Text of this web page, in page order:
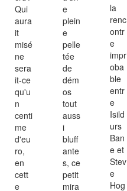
Qui
aura
it
misé
ne
sera
it-ce
qu'u
n
centi
me
d'eu
ro,
en
cett
e
e
plein
e
pelle
tée
de
dém
os
tout
auss
i
bluff
ante
s, ce
petit
mira
la
renc
ontr
e
impr
oba
ble
entr
e
Isild
urs
Ban
e et
Stev
e
Hog